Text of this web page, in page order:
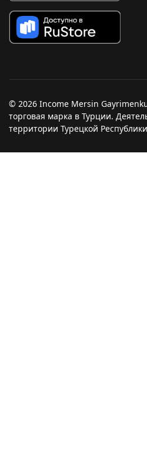
© 2026 Income Mersin
торговая марка в Турции.
территории Турецкой